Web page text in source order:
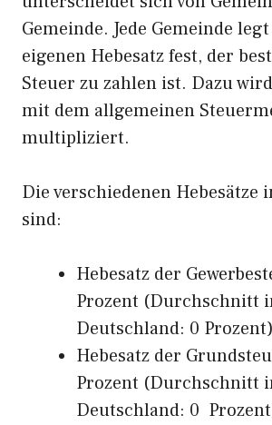
Gemeinde. Jede Gemeinde
eigenen Hebesatz fest, der
Steuer zu zahlen ist. Dazu
mit dem allgemeinen
multipliziert.
Die verschiedenen Hebesätze
sind:
Hebesatz der
Prozent (Durchschnitt
Deutschland: 0 Prozent)
Hebesatz der
Prozent (Durchschnitt
Deutschland: 0